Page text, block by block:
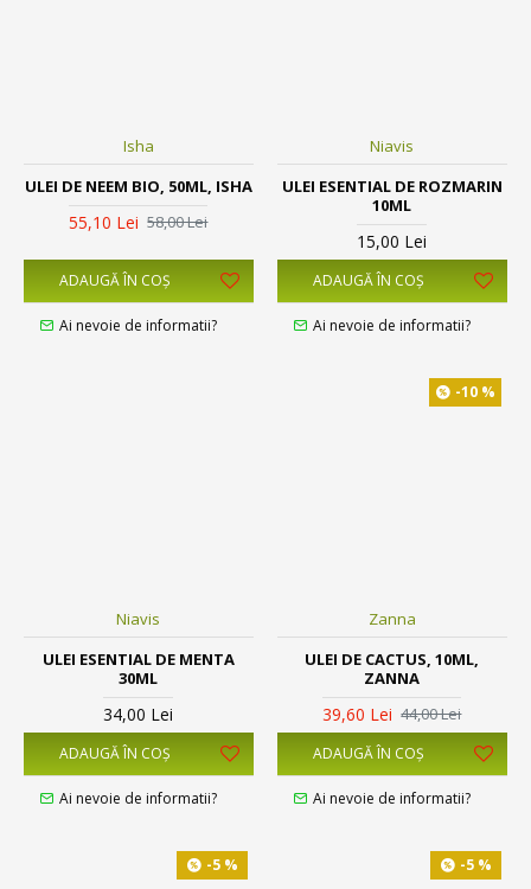
Isha
ULEI DE NEEM BIO, 50ML, ISHA
55,10 Lei 58,00 Lei
ADAUGĂ ÎN COŞ
Ai nevoie de informatii?
Niavis
ULEI ESENTIAL DE ROZMARIN
10ML
15,00 Lei
ADAUGĂ ÎN COŞ
Ai nevoie de informatii?
Niavis
ULEI ESENTIAL DE MENTA
30ML
34,00 Lei
ADAUGĂ ÎN COŞ
Ai nevoie de informatii?
-10 %
Zanna
ULEI DE CACTUS, 10ML,
ZANNA
39,60 Lei 44,00 Lei
ADAUGĂ ÎN COŞ
Ai nevoie de informatii?
-5 % -5 %